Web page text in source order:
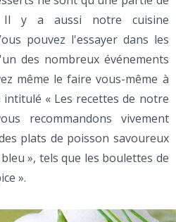
Il y a aussi notre cuisine
pouvez l'essayer dans les
des nombreux événements
même le faire vous-même à
« Les recettes de notre
recommandons vivement
plats de poisson savoureux
», tels que les boulettes de
».